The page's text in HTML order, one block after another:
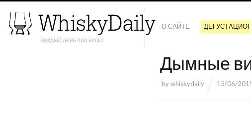
каждый день про виски
О САЙТЕ
Дымные
bywhiskydaily 15/06/